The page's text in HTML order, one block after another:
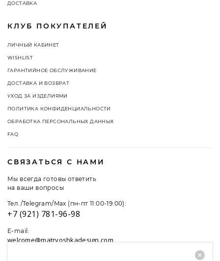
ДОСТАВКА
КЛУБ ПОКУПАТЕЛЕЙ
ЛИЧНЫЙ КАБИНЕТ
WISHLIST
ГАРАНТИЙНОЕ ОБСЛУЖИВАНИЕ
ДОСТАВКА И ВОЗВРАТ
УХОД ЗА ИЗДЕЛИЯМИ
ПОЛИТИКА КОНФИДЕНЦИАЛЬНОСТИ
ОБРАБОТКА ПЕРСОНАЛЬНЫХ ДАННЫХ
FAQ
СВЯЗАТЬСЯ С НАМИ
Мы всегда готовы ответить
на ваши вопросы
Тел./Telegram/Max (пн-пт 11:00-19:00):
+7 (921) 781-96-98
E-mail:
welcome@matryoshkadesign.com